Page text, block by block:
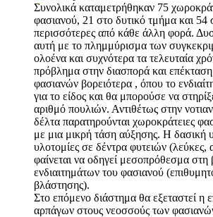
Συνολικά καταμετρήθηκαν 75
φασιανού, 21 στο δυτικό τμήμα και 54
περισσότερες από κάθε άλλη φορά.
αυτή με το πλημμύρισμα των
ολοένα και συχνότερα τα τελευταία
πρόβλημα στην διασπορά και
φασιανών βορειότερα , όπου το
για το είδος και θα μπορούσε να
αριθμό πουλιών. Αντιθέτως στην
δέλτα παρατηρούνται χωροκράτειες
με μια μικρή τάση αύξησης. Η δασική
υλοτομίες σε δέντρα φυτειών (λεύκες,
φαίνεται να οδηγεί μεσοπρόθεσμα στη
ενδιαιτημάτων του φασιανού
βλάστησης).
Στο επόμενο διάστημα θα εξεταστεί η
αρπάγων στους νεοσσούς των